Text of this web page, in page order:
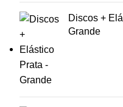
Discos +
Grande